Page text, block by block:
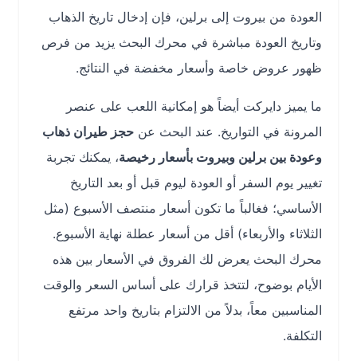
العودة من بيروت إلى برلين، فإن إدخال تاريخ الذهاب
وتاريخ العودة مباشرة في محرك البحث يزيد من فرص
ظهور عروض خاصة وأسعار مخفضة في النتائج.
ما يميز دايركت أيضاً هو إمكانية اللعب على عنصر
المرونة في التواريخ. عند البحث عنحجز طيران ذهاب
وعودة بين برلين وبيروت بأسعار رخيصة ، يمكنك تجربة
تغيير يوم السفر أو العودة ليوم قبل أو بعد التاريخ
الأساسي؛ فغالباً ما تكون أسعار منتصف الأسبوع (مثل
الثلاثاء والأربعاء) أقل من أسعار عطلة نهاية الأسبوع.
محرك البحث يعرض لك الفروق في الأسعار بين هذه
الأيام بوضوح، لتتخذ قرارك على أساس السعر والوقت
المناسبين معاً، بدلاً من الالتزام بتاريخ واحد مرتفع
التكلفة.